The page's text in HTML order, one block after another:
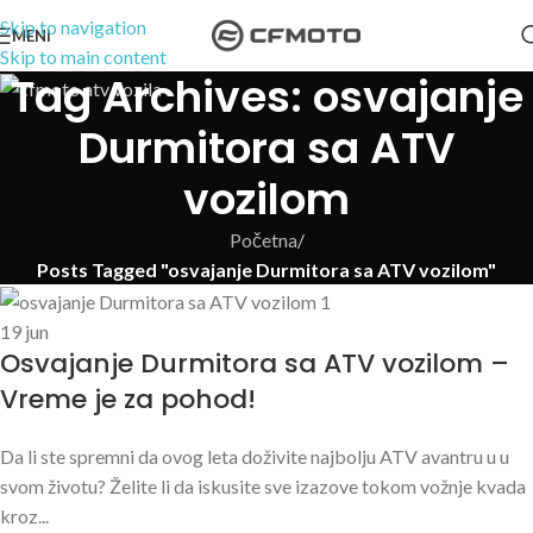
Skip to navigation
Skip to main content
MENI
Tag Archives: osvajanje
Durmitora sa ATV
vozilom
Početna/
Posts Tagged "osvajanje Durmitora sa ATV vozilom"
19 jun
Osvajanje Durmitora sa ATV vozilom –
Vreme je za pohod!
Da li ste spremni da ovog leta doživite najbolju ATV avantru u u
svom životu? Želite li da iskusite sve izazove tokom vožnje kvada
kroz...